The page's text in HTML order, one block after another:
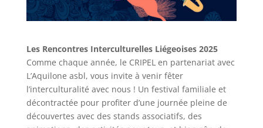
Les Rencontres Interculturelles Liégeoises 2025
Comme chaque année, le CRIPEL en partenariat avec
L’Aquilone asbl, vous invite à venir fêter
l’interculturalité avec nous ! Un festival familiale et
décontractée pour profiter d’une journée pleine de
découvertes avec des stands associatifs, des